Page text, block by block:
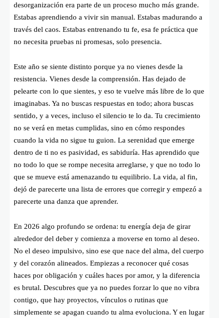
desorganización era parte de un proceso mucho más grande.
Estabas aprendiendo a vivir sin manual. Estabas madurando a
través del caos. Estabas entrenando tu fe, esa fe práctica que
no necesita pruebas ni promesas, solo presencia.
Este año se siente distinto porque ya no vienes desde la
resistencia. Vienes desde la comprensión. Has dejado de
pelearte con lo que sientes, y eso te vuelve más libre de lo que
imaginabas. Ya no buscas respuestas en todo; ahora buscas
sentido, y a veces, incluso el silencio te lo da. Tu crecimiento
no se verá en metas cumplidas, sino en cómo respondes
cuando la vida no sigue tu guion. La serenidad que emerge
dentro de ti no es pasividad, es sabiduría. Has aprendido que
no todo lo que se rompe necesita arreglarse, y que no todo lo
que se mueve está amenazando tu equilibrio. La vida, al fin,
dejó de parecerte una lista de errores que corregir y empezó a
parecerte una danza que aprender.
En 2026 algo profundo se ordena: tu energía deja de girar
alrededor del deber y comienza a moverse en torno al deseo.
No el deseo impulsivo, sino ese que nace del alma, del cuerpo
y del corazón alineados. Empiezas a reconocer qué cosas
haces por obligación y cuáles haces por amor, y la diferencia
es brutal. Descubres que ya no puedes forzar lo que no vibra
contigo, que hay proyectos, vínculos o rutinas que
simplemente se apagan cuando tu alma evoluciona. Y en lugar